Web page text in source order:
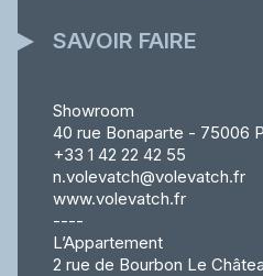
SAVOIR FAIRE
Showroom
40 rue Bonaparte - 75006
+33 1 42 22 42 55
n.volevatch@volevatch.fr
www.volevatch.fr
----
L’Appartement
2 rue de Bourbon Le